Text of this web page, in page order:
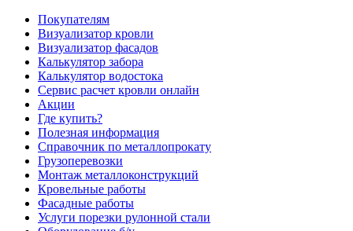
Покупателям
Визуализатор кровли
Визуализатор фасадов
Калькулятор забора
Калькулятор водостока
Сервис расчет кровли онлайн
Акции
Где купить?
Полезная информация
Справочник по металлопрокату
Грузоперевозки
Монтаж металлоконструкций
Кровельные работы
Фасадные работы
Услуги порезки рулонной стали